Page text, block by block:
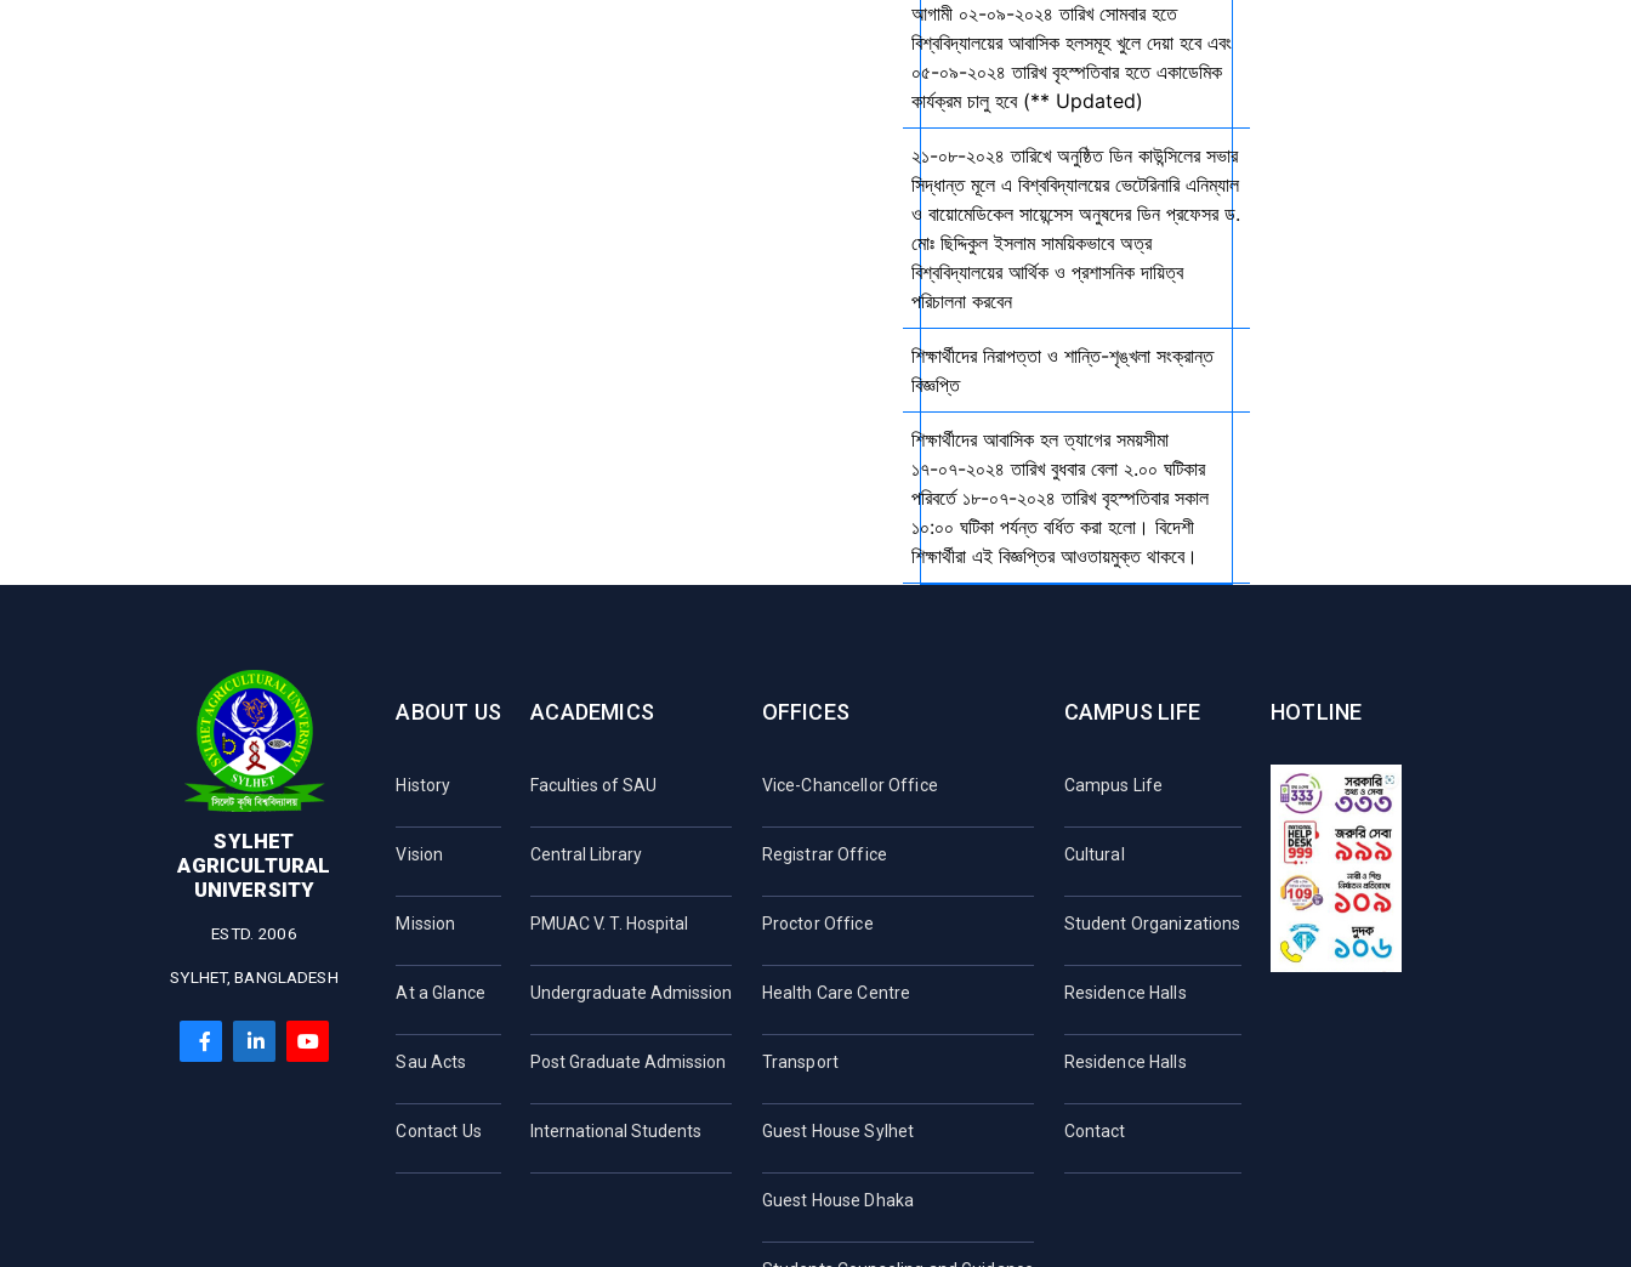
আগামী ০২-০৯-২০২৪ তারিখ সোমবার হতে
বিশ্ববিদ্যালয়ের আবাসিক হলসমূহ খুলে দেয়া হবে এবং
০৫-০৯-২০২৪ তারিখ বৃহস্পতিবার হতে একাডেমিক
কার্যক্রম চালু হবে (** Updated)
২১-০৮-২০২৪ তারিখে অনুষ্ঠিত ডিন কাউন্সিলের সভার
সিদ্ধান্ত মূলে এ বিশ্ববিদ্যালয়ের ভেটেরিনারি এনিম্যাল
ও বায়োমেডিকেল সায়েন্সেস অনুষদের ডিন প্রফেসর ড.
মোঃ ছিদ্দিকুল ইসলাম সাময়িকভাবে অত্র
বিশ্ববিদ্যালয়ের আর্থিক ও প্রশাসনিক দায়িত্ব
পরিচালনা করবেন
শিক্ষার্থীদের নিরাপত্তা ও শান্তি-শৃঙ্খলা সংক্রান্ত
বিজ্ঞপ্তি
শিক্ষার্থীদের আবাসিক হল ত্যাগের সময়সীমা
১৭-০৭-২০২৪ তারিখ বুধবার বেলা ২.০০ ঘটিকার
পরিবর্তে ১৮-০৭-২০২৪ তারিখ বৃহস্পতিবার সকাল
১০:০০ ঘটিকা পর্যন্ত বর্ধিত করা হলো। বিদেশী
শিক্ষার্থীরা এই বিজ্ঞপ্তির আওতায়মুক্ত থাকবে।
SYLHET
AGRICULTURAL
UNIVERSITY
ESTD. 2006
SYLHET, BANGLADESH
ABOUT US
History
Vision
Mission
At a Glance
Sau Acts
Contact Us
ACADEMICS
Faculties of SAU
Central Library
PMUAC V. T. Hospital
Undergraduate Admission
Post Graduate Admission
International Students
OFFICES
Vice-Chancellor Office
Registrar Office
Proctor Office
Health Care Centre
Transport
Guest House Sylhet
Guest House Dhaka
CAMPUS LIFE
Campus Life
Cultural
Student Organizations
Residence Halls
Residence Halls
Contact
HOTLINE